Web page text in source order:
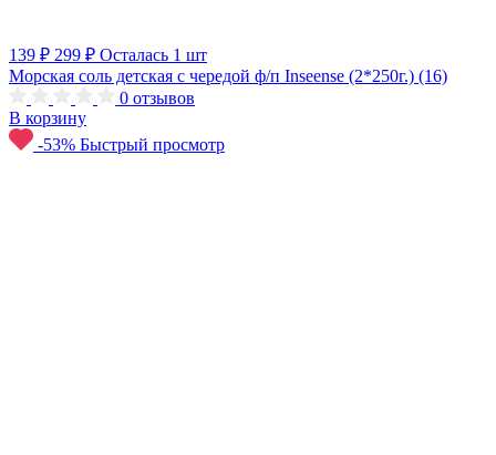
139 ₽ 299 ₽ Осталась 1 шт
Морская соль детская с чередой ф/п Inseense (2*250г.) (16)
0 отзывов
В корзину
-53% Быстрый просмотр